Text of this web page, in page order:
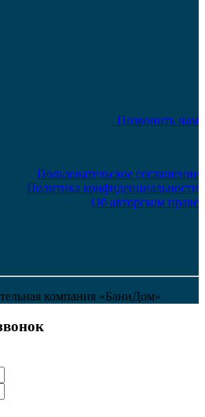
Позвонить нам
Пользовательское соглашение
Политика конфиденциальности
Об авторском праве
компания «БаниДом»